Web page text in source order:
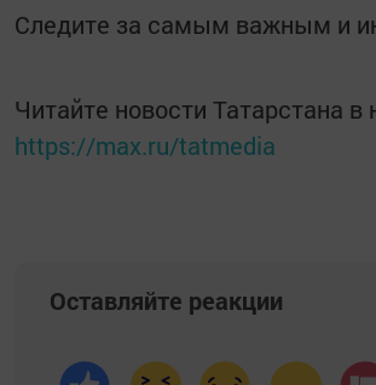
Следите за самым важным и
Читайте новости Татарстана
https://max.ru/tatmedia
Оставляйте реакции